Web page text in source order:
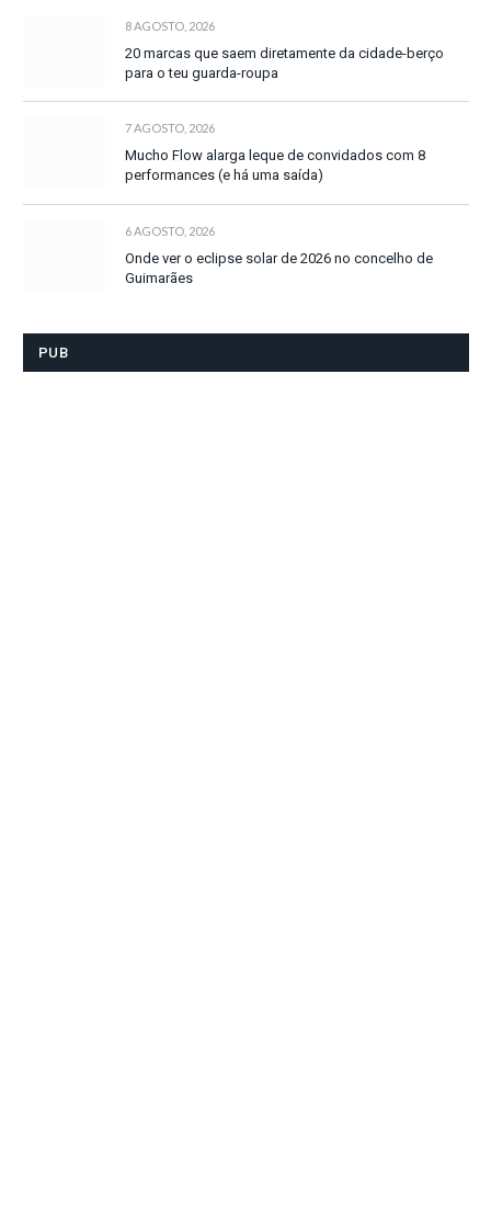
8 AGOSTO, 2026
20 marcas que saem diretamente da cidade-berço
para o teu guarda-roupa
7 AGOSTO, 2026
Mucho Flow alarga leque de convidados com 8
performances (e há uma saída)
6 AGOSTO, 2026
Onde ver o eclipse solar de 2026 no concelho de
Guimarães
PUB